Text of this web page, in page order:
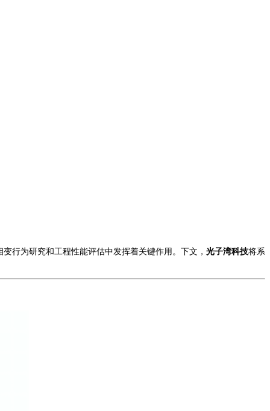
行为研究和工程性能评估中发挥着关键作用。 下文， 光子湾科技将系